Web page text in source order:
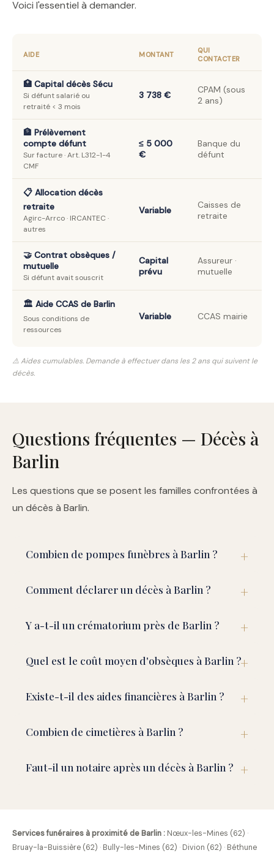
Voici l'essentiel à demander.
AIDE MONTANT
QUI
CONTACTER
🏥 Capital décès Sécu
Si défunt salarié ou
retraité < 3 mois
3 738 €
CPAM (sous
2 ans)
🏦 Prélèvement
compte défunt
Sur facture · Art. L312-1-4
CMF
≤ 5 000
€
Banque du
défunt
📋 Allocation décès
retraite
Agirc-Arrco · IRCANTEC ·
autres
Variable
Caisses de
retraite
🤝 Contrat obsèques /
mutuelle
Si défunt avait souscrit
Capital
prévu
Assureur ·
mutuelle
🏛️ Aide CCAS de Barlin
Sous conditions de
ressources
Variable CCAS mairie
⚠️ Aides cumulables. Demande à effectuer dans les 2 ans qui suivent le
décès.
Questions fréquentes — Décès à
Barlin
Les questions que se posent les familles confrontées à
un décès à Barlin.
Combien de pompes funèbres à Barlin ?
Comment déclarer un décès à Barlin ?
Y a-t-il un crématorium près de Barlin ?
Quel est le coût moyen d'obsèques à Barlin ?
Existe-t-il des aides financières à Barlin ?
Combien de cimetières à Barlin ?
Faut-il un notaire après un décès à Barlin ?
Services funéraires à proximité de Barlin : Nœux-les-Mines (62) ·
Bruay-la-Buissière (62) · Bully-les-Mines (62) · Divion (62) · Béthune